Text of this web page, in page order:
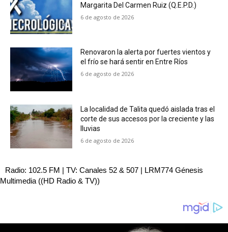
Margarita Del Carmen Ruiz (Q.E.P.D.)
6 de agosto de 2026
Renovaron la alerta por fuertes vientos y
el frío se hará sentir en Entre Ríos
6 de agosto de 2026
La localidad de Talita quedó aislada tras el
corte de sus accesos por la creciente y las
lluvias
6 de agosto de 2026
Radio: 102.5 FM | TV: Canales 52 & 507 | LRM774 Génesis
Multimedia ((HD Radio & TV))